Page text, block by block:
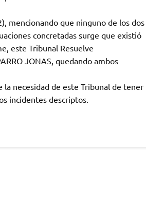
mencionando que ninguno de los dos
concretadas surge que existió
este Tribunal Resuelve
JONAS, quedando ambos
la necesidad de este Tribunal de tener
incidentes descriptos.